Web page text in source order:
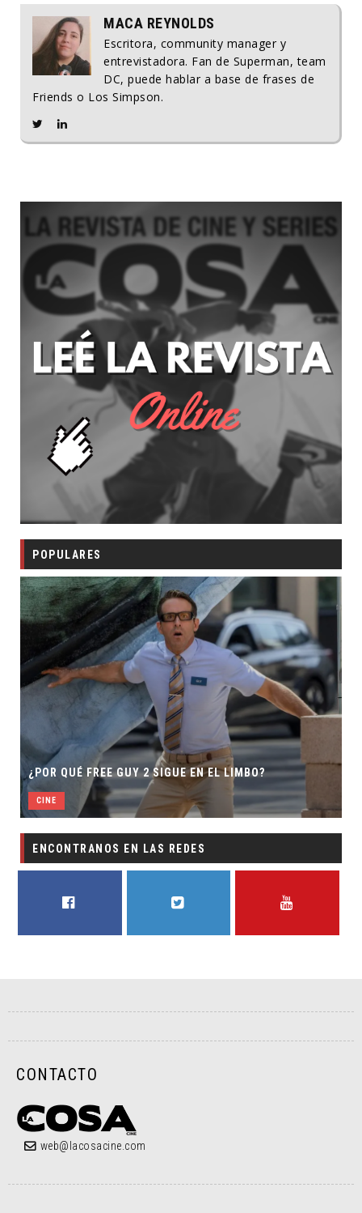
MACA REYNOLDS
Escritora, community manager y
entrevistadora. Fan de Superman, team
DC, puede hablar a base de frases de
Friends o Los Simpson.
POPULARES
¿POR QUÉ FREE GUY 2 SIGUE EN EL LIMBO?
CINE
ENCONTRANOS EN LAS REDES
CONTACTO
web@lacosacine.com